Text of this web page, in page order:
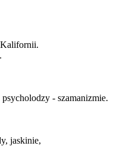
Kalifornii.
- szamanizmie.
jaskinie,